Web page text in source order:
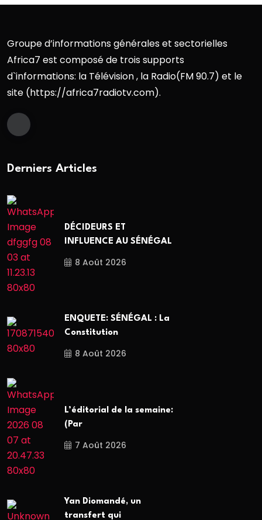
Groupe d’informations générales et sectorielles
Africa7 est composé de trois supports
d`informations: la Télévision , la Radio(FM 90.7) et le
site (https://africa7radiotv.com).
Derniers Articles
DÉCIDEURS ET
INFLUENCE AU SÉNÉGAL
8 Août 2026
ENQUETE: SÉNÉGAL : La
Constitution
8 Août 2026
L’éditorial de la semaine:
(Par
7 Août 2026
Yan Diomandé, un
transfert qui